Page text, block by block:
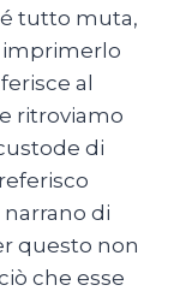
tutto muta,
imprimerlo
al
ritroviamo
di
di
questo non
che esse